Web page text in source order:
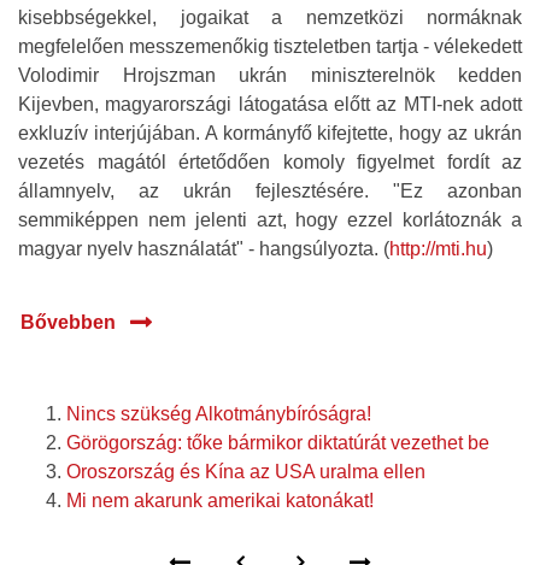
kisebbségekkel, jogaikat a nemzetközi normáknak
megfelelően messzemenőkig tiszteletben tartja - vélekedett
Volodimir Hrojszman ukrán miniszterelnök kedden
Kijevben, magyarországi látogatása előtt az MTI-nek adott
exkluzív interjújában. A kormányfő kifejtette, hogy az ukrán
vezetés magától értetődően komoly figyelmet fordít az
államnyelv, az ukrán fejlesztésére. "Ez azonban
semmiképpen nem jelenti azt, hogy ezzel korlátoznák a
magyar nyelv használatát" - hangsúlyozta. (http://mti.hu)
Bővebben
Nincs szükség Alkotmánybíróságra!
Görögország: tőke bármikor diktatúrát vezethet be
Oroszország és Kína az USA uralma ellen
Mi nem akarunk amerikai katonákat!